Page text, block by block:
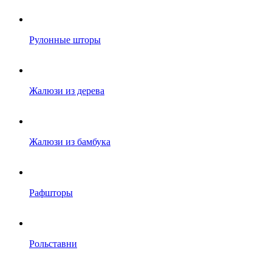
Рулонные шторы
Жалюзи из дерева
Жалюзи из бамбука
Рафшторы
Рольставни